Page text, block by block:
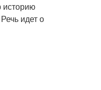
историю
идет о